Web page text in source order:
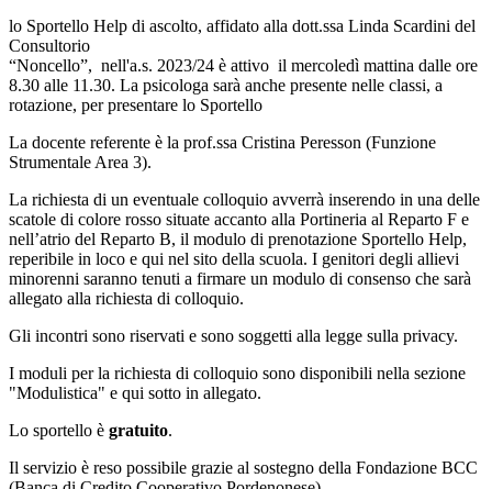
lo Sportello Help di ascolto, affidato alla dott.ssa Linda Scardini del
Consultorio
“Noncello”, nell'a.s. 2023/24 è attivo il mercoledì mattina dalle ore
8.30 alle 11.30. La psicologa sarà anche presente nelle classi, a
rotazione, per presentare lo Sportello
La docente referente è la prof.ssa Cristina Peresson (Funzione
Strumentale Area 3).
La richiesta di un eventuale colloquio avverrà inserendo in una delle
scatole di colore rosso situate accanto alla Portineria al Reparto F e
nell’atrio del Reparto B, il modulo di prenotazione Sportello Help,
reperibile in loco e qui nel sito della scuola. I genitori degli allievi
minorenni saranno tenuti a firmare un modulo di consenso che sarà
allegato alla richiesta di colloquio.
Gli incontri sono riservati e sono soggetti alla legge sulla privacy.
I moduli per la richiesta di colloquio sono disponibili nella sezione
"Modulistica" e qui sotto in allegato.
Lo sportello è gratuito.
Il servizio è reso possibile grazie al sostegno della Fondazione BCC